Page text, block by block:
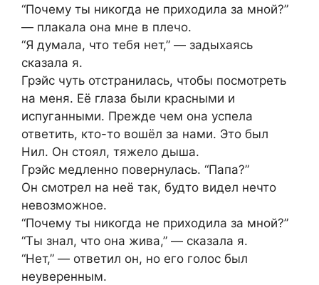
“Почему ты никогда не приходила за мной?”
— плакала она мне в плечо.
“Я думала, что тебя нет,” — задыхаясь
сказала я.
Грэйс чуть отстранилась, чтобы посмотреть
на меня. Её глаза были красными и
испуганными. Прежде чем она успела
ответить, кто-то вошёл за нами. Это был
Нил. Он стоял, тяжело дыша.
Грэйс медленно повернулась. “Папа?”
Он смотрел на неё так, будто видел нечто
невозможное.
“Почему ты никогда не приходила за мной?”
“Ты знал, что она жива,” — сказала я.
“Нет,” — ответил он, но его голос был
неуверенным.